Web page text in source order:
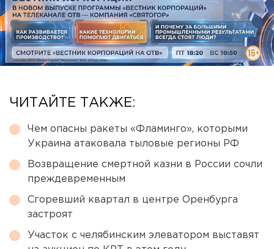
ЧИТАЙТЕ ТАКЖЕ:
Чем опасны ракеты «Фламинго», которыми
Украина атаковала тыловые регионы РФ
Возвращение смертной казни в России сочли
преждевременным
Сгоревший квартал в центре Оренбурга
застроят
Участок с челябинским элеватором выставят